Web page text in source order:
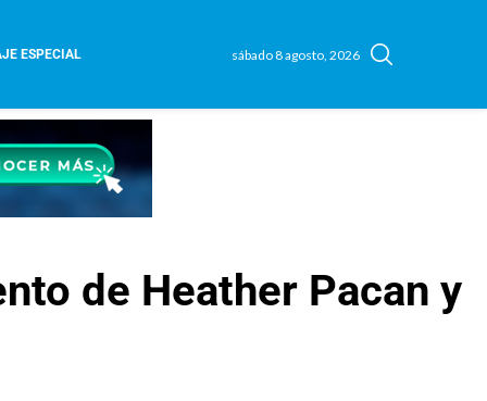
ESPECIAL sábado 8 agosto, 2026
de Heather Pacan y